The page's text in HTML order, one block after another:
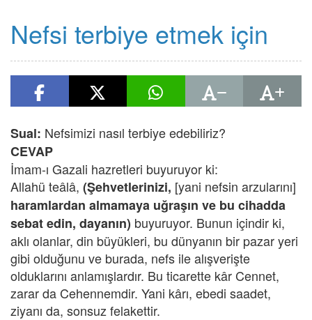
Nefsi terbiye etmek için
Sual: Nefsimizi nasıl terbiye edebiliriz?
CEVAP
İmam-ı Gazali hazretleri buyuruyor ki:
Allahü teâlâ, (Şehvetlerinizi, [yani nefsin arzularını]
haramlardan almamaya uğraşın ve bu cihadda
sebat edin, dayanın) buyuruyor. Bunun içindir ki,
aklı olanlar, din büyükleri, bu dünyanın bir pazar yeri
gibi olduğunu ve burada, nefs ile alışverişte
olduklarını anlamışlardır. Bu ticarette kâr Cennet,
zarar da Cehennemdir. Yani kârı, ebedi saadet,
ziyanı da, sonsuz felakettir.